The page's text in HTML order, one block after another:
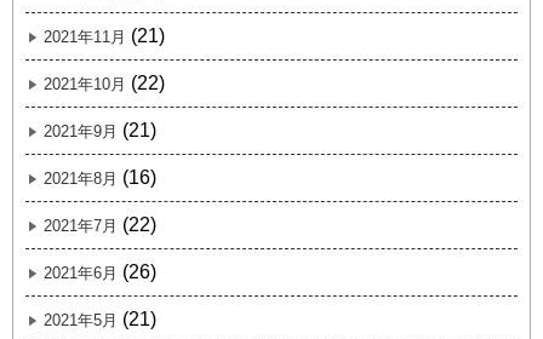
2021年11月 (21)
2021年10月 (22)
2021年9月 (21)
2021年8月 (16)
2021年7月 (22)
2021年6月 (26)
2021年5月 (21)